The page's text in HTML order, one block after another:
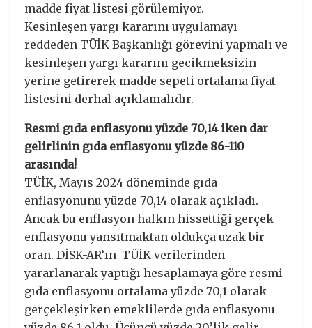
madde fiyat listesi görülemiyor.
Kesinleşen yargı kararını uygulamayı
reddeden TÜİK Başkanlığı görevini yapmalı ve
kesinleşen yargı kararını gecikmeksizin
yerine getirerek madde sepeti ortalama fiyat
listesini derhal açıklamalıdır.
Resmi gıda enflasyonu yüzde 70,14 iken dar
gelirlinin gıda enflasyonu yüzde 86-110
arasında!
TÜİK, Mayıs 2024 döneminde gıda
enflasyonunu yüzde 70,14 olarak açıkladı.
Ancak bu enflasyon halkın hissettiği gerçek
enflasyonu yansıtmaktan oldukça uzak bir
oran. DİSK-AR’ın TÜİK verilerinden
yararlanarak yaptığı hesaplamaya göre resmi
gıda enflasyonu ortalama yüzde 70,1 olarak
gerçekleşirken emeklilerde gıda enflasyonu